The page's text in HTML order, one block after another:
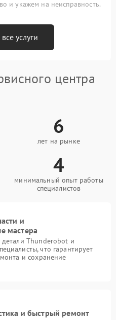
и укажем на неисправность.
услуги
центра
6
лет на рынке
4
минимальный опыт работы
специалистов
и
мастера
детали Thunderobot и
что гарантирует
и сохранение
и быстрый ремонт